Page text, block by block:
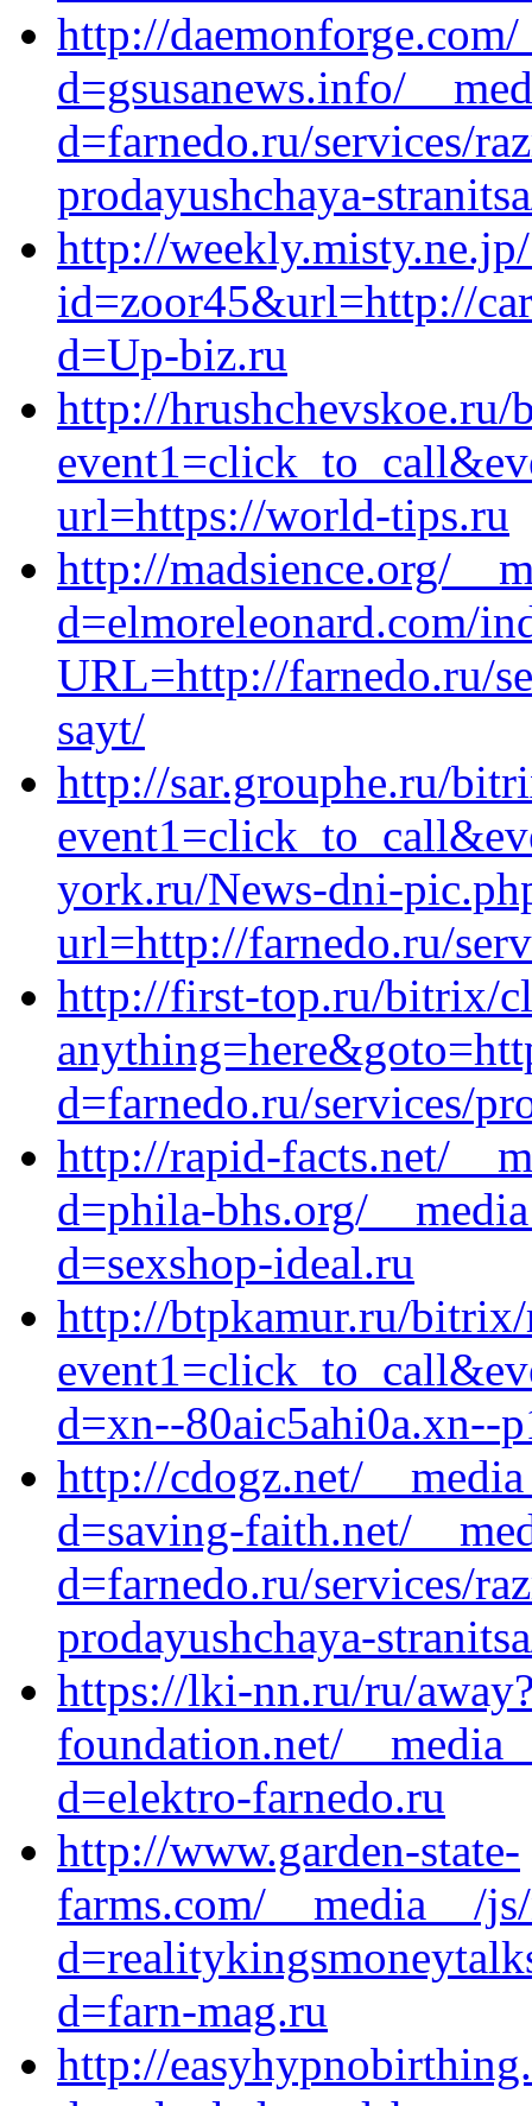
http://
d=gsusanews.info/
d=farnedo.ru/services/
prodayushchaya-
http://
id=zoor45&url=http://
d=Up-biz.ru
http://
url=https://world-tips.ru
http://madsience.org/
d=elmoreleonard.com/
URL=http://farnedo.ru/
sayt/
http://sar.grouphe.ru/
york.ru/News-dni-
url=http://farnedo.ru/
http://first-top.ru/bitrix/
d=farnedo.ru/services/
http://rapid-facts.net/
d=phila-bhs.org/
d=sexshop-ideal.ru
http://btpkamur.ru/bitrix/
d=xn--80aic5ahi0a.xn--
http://cdogz.net/
d=saving-faith.net/
d=farnedo.ru/services/
prodayushchaya-
https://lki-nn.ru/ru/
foundation.net/
d=elektro-farnedo.ru
http://www.garden-state-
farms.com/__media__/
d=farn-mag.ru
http://